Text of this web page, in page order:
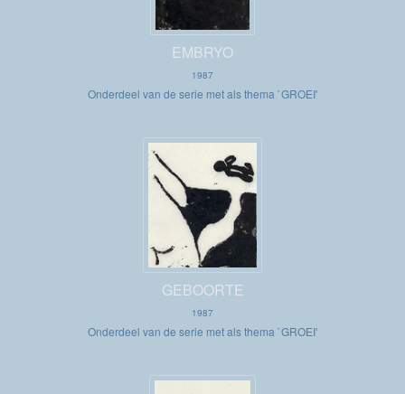
EMBRYO
1987
Onderdeel van de serie met als thema `GROEI'
GEBOORTE
1987
Onderdeel van de serie met als thema `GROEI'